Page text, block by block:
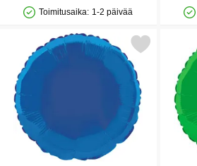
Saatavuus: Varastossa
Toimitusaika: 1-2 päivää
Merkitse folioilmapallo Pyöreä